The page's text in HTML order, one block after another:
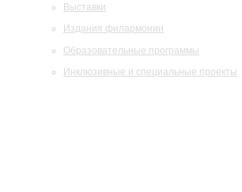
Выставки
Издания филармонии
Образовательные программы
Инклюзивные и специальные проекты